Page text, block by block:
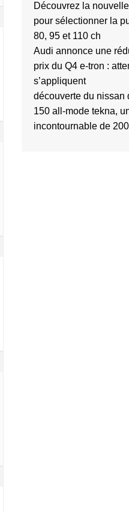
Découvrez la
pour sélectionner la
80, 95 et 110 ch
Audi annonce une
prix du Q4 e-tron :
s’appliquent
découverte du nissan
150 all-mode tekna,
incontournable de